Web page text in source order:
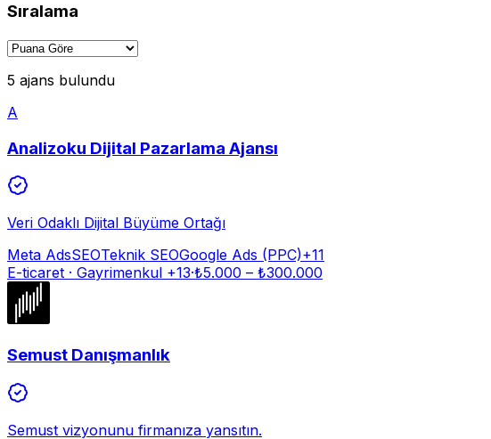
Sıralama
5 ajans bulundu
A
Analizoku Dijital Pazarlama Ajansı
Veri Odaklı Dijital Büyüme Ortağı
Meta AdsSEOTeknik SEOGoogle Ads (PPC)+11
E-ticaret · Gayrimenkul +13·₺5.000 – ₺300.000
Semust Danışmanlık
Semust vizyonunu firmanıza yansıtın.